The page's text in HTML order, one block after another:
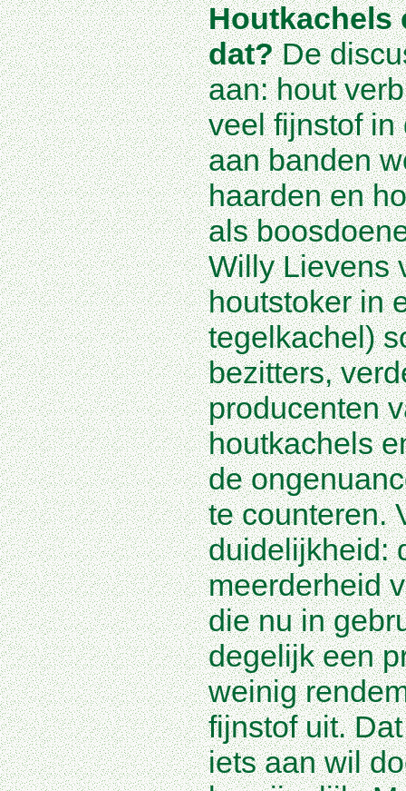
Houtkachels
dat?De
aan: hout
veel fijnstof in
aan banden
haarden en
als
Willy Lievens
houtstoker in
tegelkachel)
bezitters,
producenten
houtkachels
de
te counteren.
duidelijkheid:
meerderheid
die nu in
degelijk een
weinig
fijnstof uit.
iets aan wil